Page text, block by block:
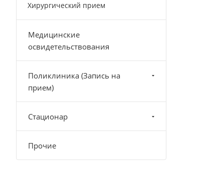
Хирургический прием
Медицинские
освидетельствования
Поликлиника (Запись на
прием)
Стационар
Прочие